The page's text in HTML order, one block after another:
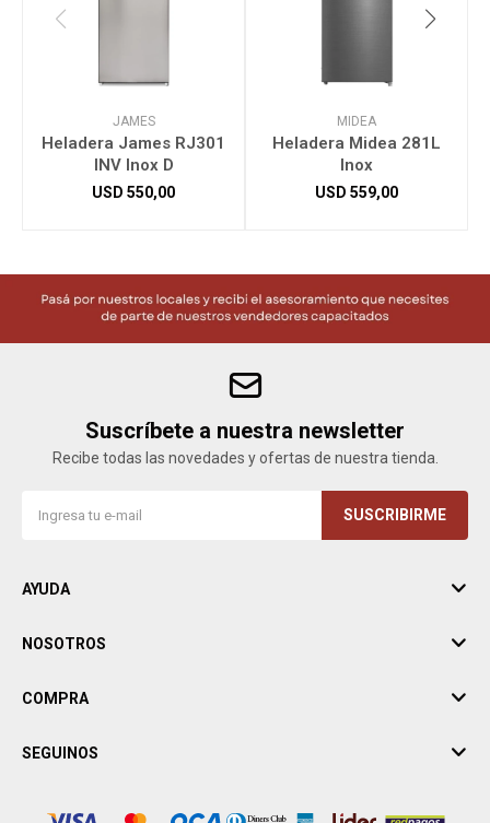
JAMES
Heladera James RJ301
INV Inox D
USD 550,00
MIDEA
Heladera Midea 281L
Inox
USD 559,00
Suscríbete a nuestra newsletter
Recibe todas las novedades y ofertas de nuestra tienda.
SUSCRIBIRME
AYUDA
NOSOTROS
COMPRA
SEGUINOS